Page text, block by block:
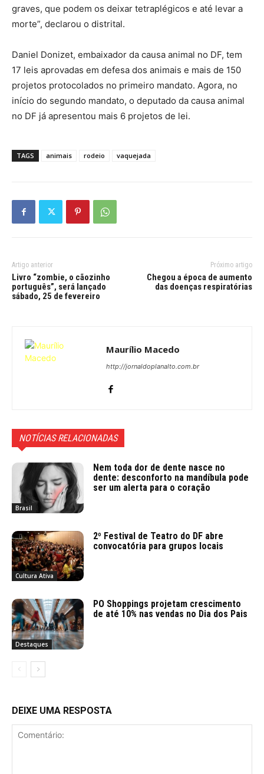
graves, que podem os deixar tetraplégicos e até levar a
morte”, declarou o distrital.
Daniel Donizet, embaixador da causa animal no DF, tem
17 leis aprovadas em defesa dos animais e mais de 150
projetos protocolados no primeiro mandato. Agora, no
início do segundo mandato, o deputado da causa animal
no DF já apresentou mais 6 projetos de lei.
TAGS animais rodeio vaquejada
Artigo anterior
Livro “zombie, o cãozinho
português”, será lançado
sábado, 25 de fevereiro
Próximo artigo
Chegou a época de aumento
das doenças respiratórias
Maurílio Macedo
http://jornaldoplanalto.com.br
NOTÍCIAS RELACIONADAS
Brasil
Nem toda dor de dente nasce no
dente: desconforto na mandíbula pode
ser um alerta para o coração
Cultura Ativa
2º Festival de Teatro do DF abre
convocatória para grupos locais
Destaques
PO Shoppings projetam crescimento
de até 10% nas vendas no Dia dos Pais
DEIXE UMA RESPOSTA